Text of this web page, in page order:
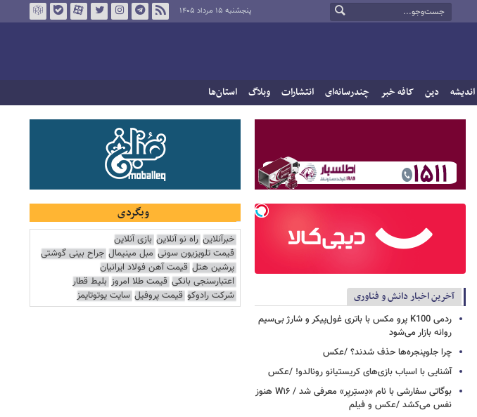
پنجشنبه ۱۵ مرداد ۱۴۰۵
اندیشه دین کافه خبر چندرسانه‌ای انتشارات وبلاگ استان‌ها
آخرین اخبار دانش و فناوری
ردمی K100 پرو مکس با باتری غول‌پیکر و شارژ بی‌سیم
روانه بازار می‌شود
چرا جلوپنجره‌ها حذف شدند؟ /عکس
آشنایی با اسباب‌ بازی‌های کریستیانو رونالدو! /عکس
بوگاتی سفارشی با نام «دِستِریِر» معرفی شد / W۱۶ هنوز
نفس می‌کشد /عکس و فیلم
وبگردی
خبرآنلاین راه نو آنلاین بازی آنلاین
قیمت تلویزیون سونی مبل مینیمال جراح بینی گوشتی
پرشین هتل قیمت آهن فولاد ایرانیان
اعتبارسنجی بانکی قیمت طلا امروز بلیط قطار
شرکت رادوکو قیمت پروفیل سایت یوتوتایمز